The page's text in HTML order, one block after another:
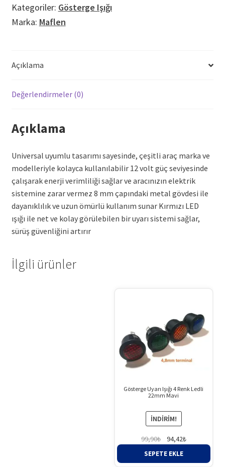
Metal
8mm
Kategoriler: Gösterge Işığı
Marka: Maflen
Açıklama
Değerlendirmeler (0)
Açıklama
Universal uyumlu tasarımı sayesinde, çeşitli araç marka ve
modelleriyle kolayca kullanılabilir 12 volt güç seviyesinde
çalışarak enerji verimliliği sağlar ve aracınızın elektrik
sistemine zarar vermez 8 mm çapındaki metal gövdesi ile
dayanıklılık ve uzun ömürlü kullanım sunar Kırmızı LED
ışığı ile net ve kolay görülebilen bir uyarı sistemi sağlar,
sürüş güvenliğini artırır
İlgili ürünler
Gösterge Uyarı Işığı 4 Renk Ledli
22mm Mavi
İNDIRIM!
99,90₺
Orijinal
fiyat:
94,42₺Şu
SEPETE EKLE